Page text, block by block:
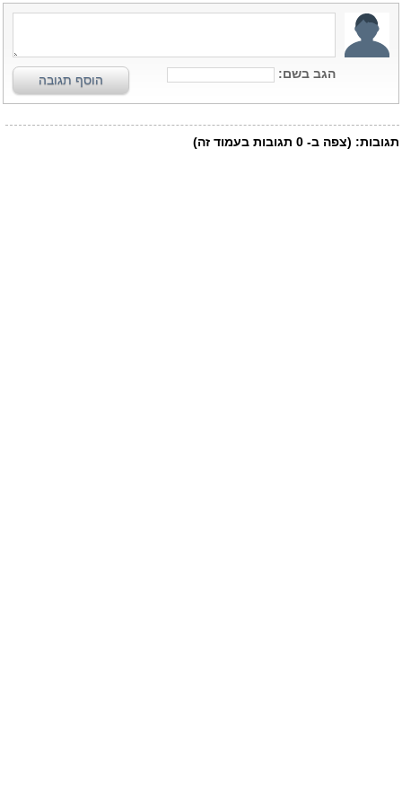
הגב בשם: הוסף תגובה
תגובות: (צפה ב- 0 תגובות בעמוד זה)